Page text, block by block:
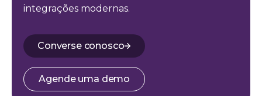
integrações modernas.
Converse conosco
Agende uma demo